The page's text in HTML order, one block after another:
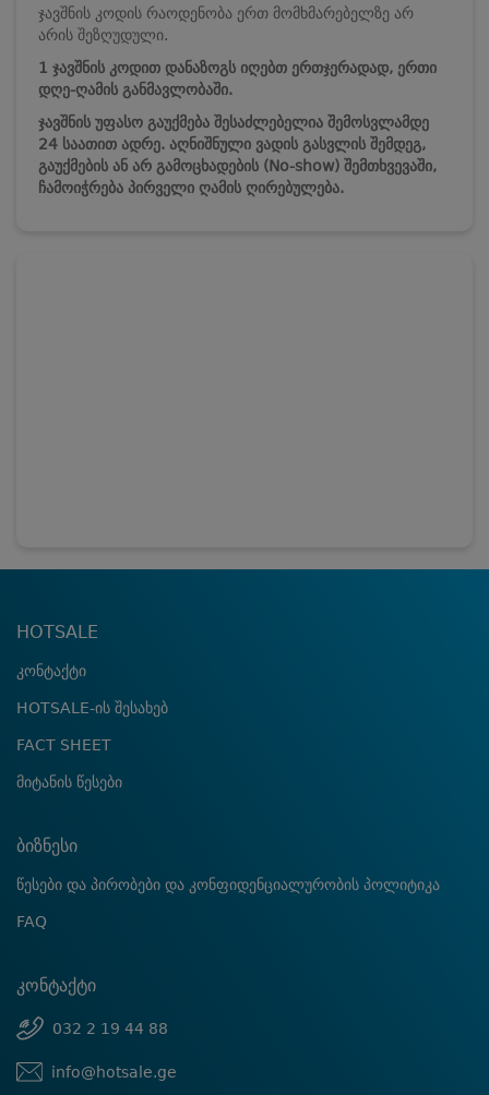
ჯავშნის კოდის რაოდენობა ერთ მომხმარებელზე არ
არის შეზღუდული.
1 ჯავშნის კოდით დანაზოგს იღებთ ერთჯერადად, ერთი
დღე-ღამის განმავლობაში.
ჯავშნის უფასო გაუქმება შესაძლებელია შემოსვლამდე
24 საათით ადრე. აღნიშნული ვადის გასვლის შემდეგ,
გაუქმების ან არ გამოცხადების (No-show) შემთხვევაში,
ჩამოიჭრება პირველი ღამის ღირებულება.
HOTSALE
კონტაქტი
HOTSALE-ის შესახებ
FACT SHEET
მიტანის წესები
ბიზნესი
წესები და პირობები და კონფიდენციალურობის პოლიტიკა
FAQ
კონტაქტი
032 2 19 44 88
info@hotsale.ge